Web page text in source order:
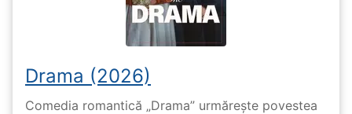
Drama (2026)
Comedia romantică „Drama” urmărește povestea